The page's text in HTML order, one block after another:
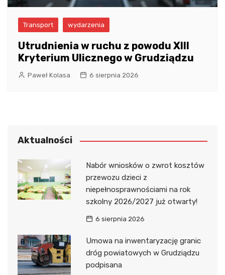
Transport wydarzenia
Utrudnienia w ruchu z powodu XIII
Kryterium Ulicznego w Grudziądzu
Paweł Kolasa 6 sierpnia 2026
Aktualności
Nabór wniosków o zwrot kosztów
przewozu dzieci z
niepełnosprawnościami na rok
szkolny 2026/2027 już otwarty!
6 sierpnia 2026
Umowa na inwentaryzację granic
dróg powiatowych w Grudziądzu
podpisana